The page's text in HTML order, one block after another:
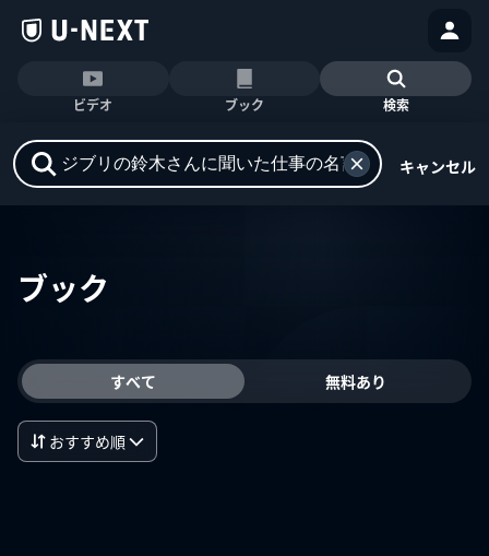
ビデオ ブック 検索
キャンセル
ブック
すべて 無料あり
おすすめ順